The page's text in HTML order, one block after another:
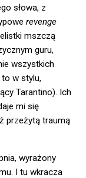
słowa, z
revenge
mszczą
guru,
wszystkich
to w stylu,
Tarantino). Ich
mi się
przeżytą traumą
wyrażony
I tu wkracza